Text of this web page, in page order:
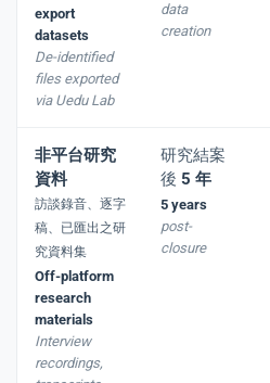
export
datasets
De-identified
files exported
via Uedu Lab
data
creation
非平台研究
資料
訪談錄音、逐字
稿、已匯出之研
究資料集
Off-platform
research
materials
Interview
recordings,
研究結案
後 5 年
5 years
post-
closure